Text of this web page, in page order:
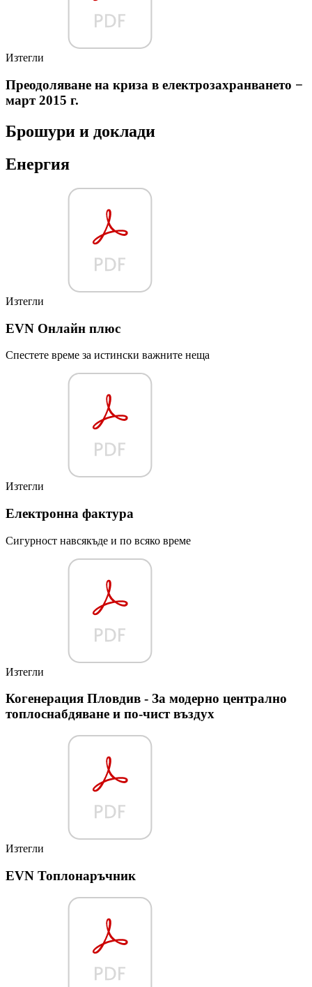
Изтегли
Преодоляване на криза в електрозахранването −
март 2015 г.
Брошури и доклади
Енергия
Изтегли
EVN Онлайн плюс
Спестете време за истински важните неща
Изтегли
Електронна фактура
Сигурност навсякъде и по всяко време
Изтегли
Когенерация Пловдив - За модерно централно
топлоснабдяване и по-чист въздух
Изтегли
EVN Топлонаръчник